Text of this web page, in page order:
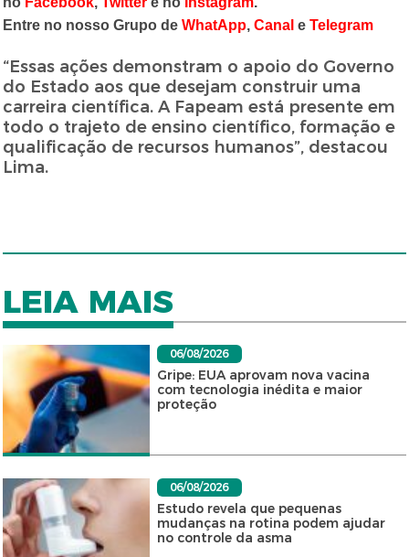
Entre no nosso Grupo deWhatApp,Canal eTelegram
“Essas ações demonstram o apoio do Governo
do Estado aos que desejam construir uma
carreira científica. A Fapeam está presente em
todo o trajeto de ensino científico, formação e
qualificação de recursos humanos”, destacou
Lima.
LEIA MAIS
06/08/2026
Gripe: EUA aprovam nova vacina
com tecnologia inédita e maior
proteção
06/08/2026
Estudo revela que pequenas
mudanças na rotina podem ajudar
no controle da asma